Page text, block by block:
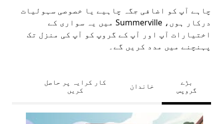
چاہے آپ کو اضافی جگہ چاہیے یا خصوصی سہولیات
درکار ہوں، Summerville میں یہ سواری کے
اختیارات آپ اور آپ کے گروپ کو آپ کی منزل تک
پہنچنے میں مدد کریں گے۔
بڑے
گروپس
خاندان
کار کرایہ پر حاصل
کریں